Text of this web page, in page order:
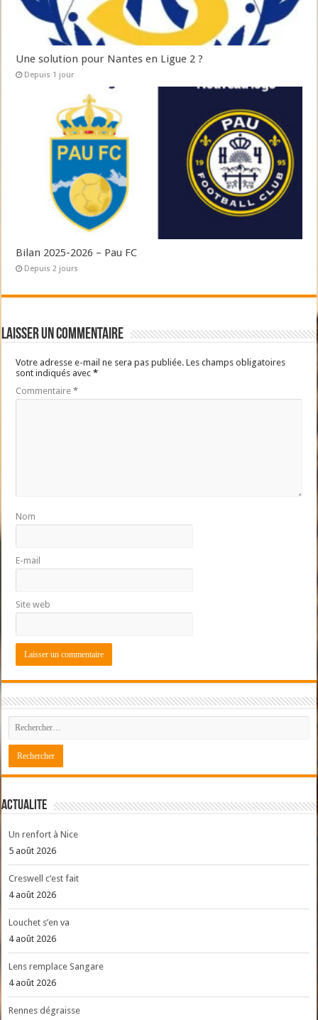
Une solution pour Nantes en Ligue 2 ?
Depuis 1 jour
Bilan 2025-2026 – Pau FC
Depuis 2 jours
Laisser un commentaire
Votre adresse e-mail ne sera pas publiée. Les champs obligatoires
sont indiqués avec*
Commentaire*
Nom
E-mail
Site web
ACTUALITE
Un renfort à Nice
5 août 2026
Creswell c’est fait
4 août 2026
Louchet s’en va
4 août 2026
Lens remplace Sangare
4 août 2026
Rennes dégraisse